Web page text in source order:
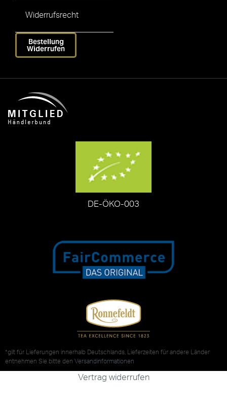
Widerrufsrecht
Bestellung
Widerrufen
DE-ÖKO-003
*gilt für Lieferungen innerhalb Deutschlands, Lieferzeiten für andere Länder
entnehmen Sie bitte den Versandinformationen
Vertrag widerrufen